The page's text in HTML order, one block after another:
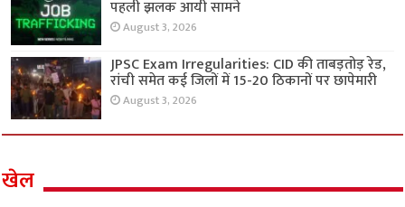
पहली झलक आयी सामने
August 3, 2026
JPSC Exam Irregularities: CID की ताबड़तोड़ रेड,
रांची समेत कई जिलों में 15-20 ठिकानों पर छापेमारी
August 3, 2026
खेल